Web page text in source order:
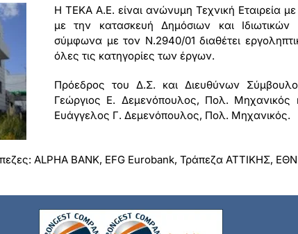
Η ΤΕΚΑ Α.Ε. είναι ανώνυμη Τεχνική Εταιρεία
με την κατασκευή Δημόσιων και
σύμφωνα με τον Ν.2940/01 διαθέτει
όλες τις κατηγορίες των έργων.
Πρόεδρος του Δ.Σ. και Διευθύνων
Γεώργιος Ε. Δεμενόπουλος, Πολ. Μηχανικός
Ευάγγελος Γ. Δεμενόπουλος, Πολ. Μηχανικός.
ALPHA BANK, EFG Eurobank, Τράπεζα ΑΤΤΙΚΗΣ,